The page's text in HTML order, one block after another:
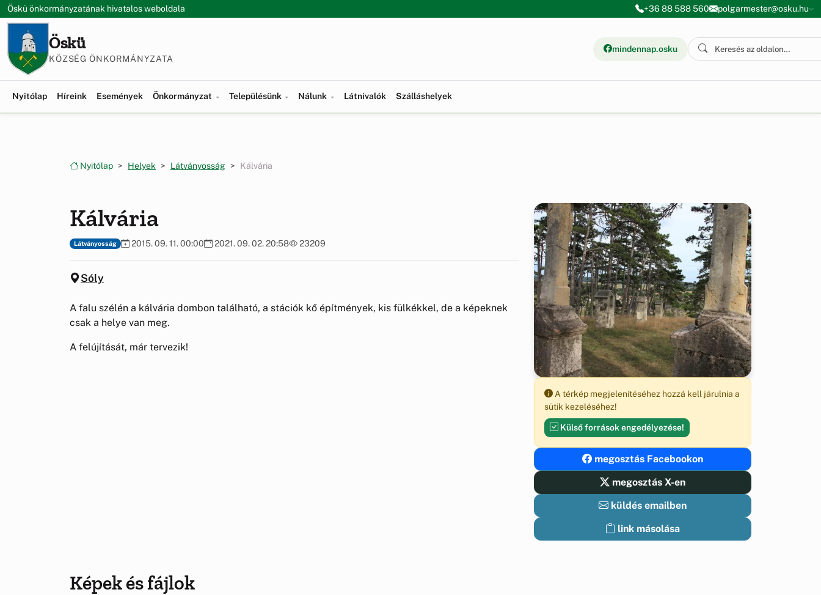
Ugrás a menüre
Ugrás a tartalomra
Öskü önkormányzatának hivatalos weboldala +36 88 588 560 polgarmester@osku.hu
Öskü
KÖZSÉG ÖNKORMÁNYZATA
mindennap.osku
Nyitólap Híreink Események Önkormányzat Településünk Nálunk Látnivalók Szálláshelyek
Nyitólap Helyek Látványosság Kálvária
Kálvária
Látványosság 2015. 09. 11. 00:00 2021. 09. 02. 20:58 23209
Sóly
A falu szélén a kálvária dombon található, a stációk kő építmények, kis fülkékkel, de a képeknek
csak a helye van meg.
A felújítását, már tervezik!
A térkép megjelenítéséhez hozzá kell járulnia a
sütik kezeléséhez!
Külső források engedélyezése!
megosztás Facebookon
megosztás X-en
küldés emailben
link másolása
Képek és fájlok